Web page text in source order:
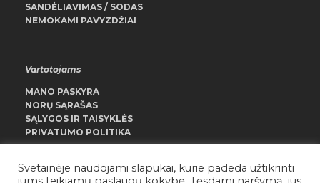
SANDĖLIAVIMAS / SODAS
NEMOKAMI PAVYZDŽIAI
Vartotojams
MANO PASKYRA
NORŲ SĄRAŠAS
SĄLYGOS IR TAISYKLĖS
PRIVATUMO POLITIKA
Svetainėje naudojami slapukai, kurie padeda užtikrinti